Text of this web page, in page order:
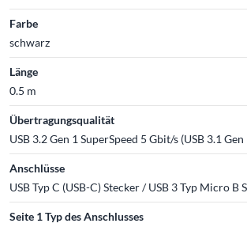
Farbe
schwarz
Länge
0.5 m
Übertragungsqualität
USB 3.2 Gen 1 SuperSpeed 5 Gbit/s (USB 3.1 Gen
Anschlüsse
USB Typ C (USB-C) Stecker / USB 3 Typ Micro B
Seite 1 Typ des Anschlusses